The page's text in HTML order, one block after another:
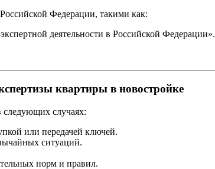
Федерации, такими как:
деятельности в Российской Федерации».
квартиры в новостройке
следующих случаях:
или передачей ключей.
ситуаций.
норм и правил.